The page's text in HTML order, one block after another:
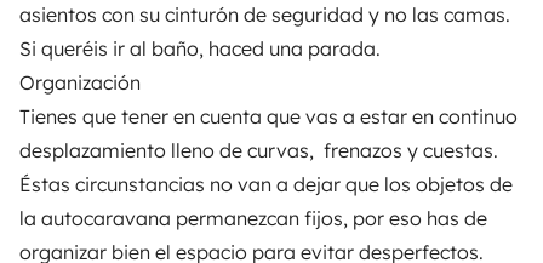
asientos con su cinturón de seguridad y no las camas.
Si queréis ir al baño, haced una parada.
Organización
Tienes que tener en cuenta que vas a estar en continuo
desplazamiento lleno de curvas, frenazos y cuestas.
Éstas circunstancias no van a dejar que los objetos de
la autocaravana permanezcan fijos, por eso has de
organizar bien el espacio para evitar desperfectos.